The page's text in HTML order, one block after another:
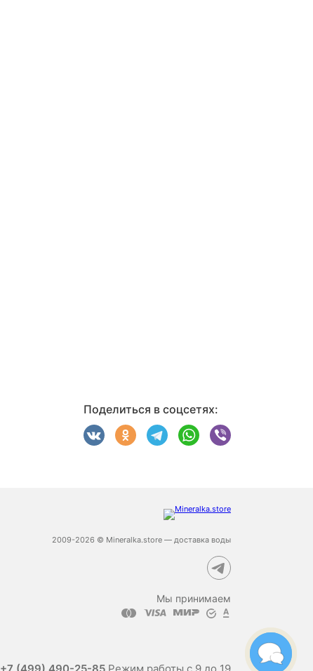
Поделиться в соцсетях:
2009-2026 © Mineralka.store — доставка воды
Мы принимаем